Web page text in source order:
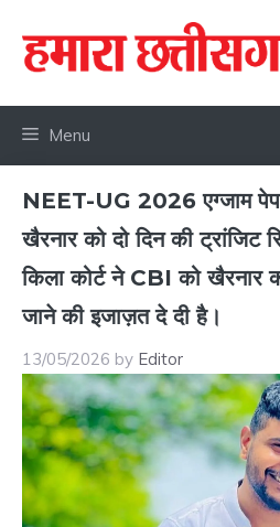
content
Menu
NEET-UG 2026 एग्जाम
खैरनार को दो दिन की ट्रांजिट
किला कोर्ट ने CBI को खैरनार
जाने की इजाज़त दे दी है।
13/05/2026 by Editor